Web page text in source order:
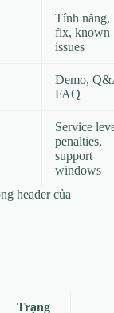
Tính năng,
fix, known
issues
Demo,
FAQ
Service
penalties,
support
windows
header của
Trạng